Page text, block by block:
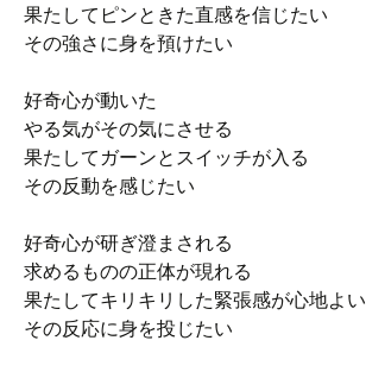
果たしてピンときた直感を信じたい
その強さに身を預けたい
好奇心が動いた
やる気がその気にさせる
果たしてガーンとスイッチが入る
その反動を感じたい
好奇心が研ぎ澄まされる
求めるものの正体が現れる
果たしてキリキリした緊張感が心地よい
その反応に身を投じたい